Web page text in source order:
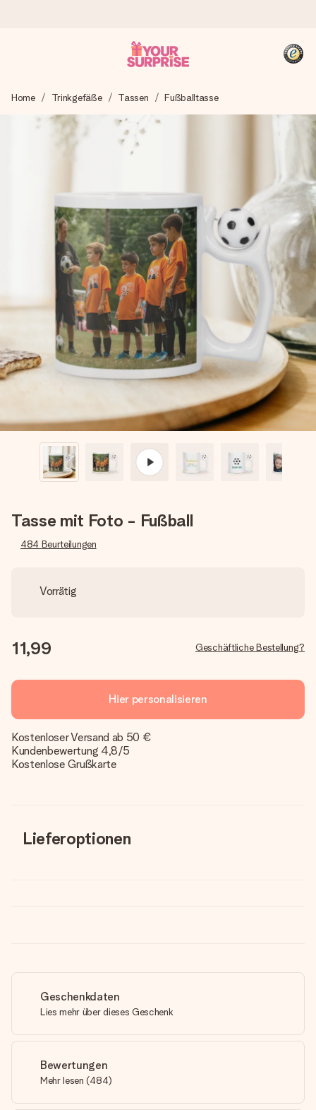
Wir bereiten dein Geschenk sorgfältig vor und schicken es
blitzschnell – damit du es genau zum richtigen Zeitpunkt
überreichen kannst, wenn es am meisten zählt.
4,8 (basierend auf +15.000 Bewertungen)
Unsere Geschenke begeistern. Kunden bewerten uns mit
4,8 bei Google Reviews (Gesamtergebnis aller Länder, in
die wir versenden).
+49 39292 929695
Montag - Freitag : 8:30 - 17:00 Uhr
Samstag - Sonntag : 8:30 - 13:00 Uhr
Home Trinkgefäße Tassen Fußballtasse
Tasse mit Foto - Fußball
484 Beurteilungen
Vorrätig
11,99 Geschäftliche Bestellung?
Hier personalisieren
Kostenloser Versand ab 50 €
Kundenbewertung 4,8/5
Kostenlose Grußkarte
Lieferoptionen
Geschenkdaten
Lies mehr über dieses Geschenk
Bewertungen
Mehr lesen (484)